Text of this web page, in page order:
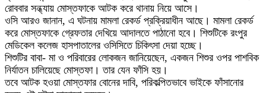
রোববার সন্ধ্যায় মোস্তফাকে আটক করে থানায় নিয়ে আসে।
ওসি আরও জানান, এ ঘটনায় মামলা রেকর্ড প্রক্রিয়াধীন আছে। মামলা রেকর্ড
করে মোস্তফাকে গ্রেফতার দেখিয়ে আদালতে পাঠানো হবে। শিশুটিকে রংপুর
মেডিকেল কলেজ হাসপাতালের ওসিসিতে চিকিৎসা দেয়া হচ্ছে।
শিশুটির বাবা- মা ও পরিবারের লোকজন জানিয়েছেন, একজন শিশুর ওপর পাশবিক
নির্যাতন চালিয়েছে মোস্তফা। তার যেন ফাঁসি হয়।
তবে আটক হওয়া মোস্তফার বোনের দাবি, পরিকল্পিতভাবে ভাইকে ফাঁসানোর